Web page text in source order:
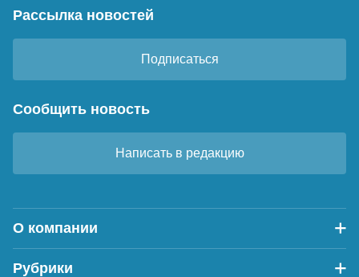
Рассылка новостей
Подписаться
Сообщить новость
Написать в редакцию
О компании
Рубрики